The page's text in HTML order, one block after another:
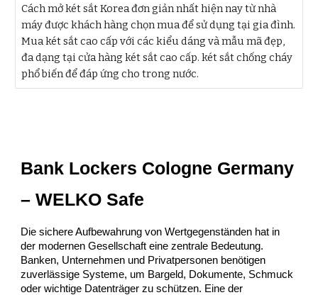
Cách mở két sắt Korea đơn giản nhất hiện nay từ nhà
máy được khách hàng chọn mua để sử dụng tại gia đình.
Mua két sắt cao cấp với các kiểu dáng và mẫu mã đẹp,
đa dạng tại cửa hàng két sắt cao cấp. két sắt chống cháy
phổ biến để đáp ứng cho trong nước.
Bank Lockers Cologne Germany
– WELKO Safe
Die sichere Aufbewahrung von Wertgegenständen hat in
der modernen Gesellschaft eine zentrale Bedeutung.
Banken, Unternehmen und Privatpersonen benötigen
zuverlässige Systeme, um Bargeld, Dokumente, Schmuck
oder wichtige Datenträger zu schützen. Eine der